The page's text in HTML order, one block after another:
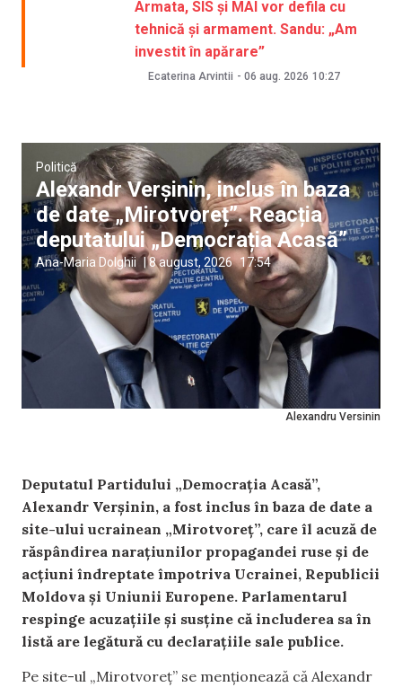
Armata, SIS și MAI vor defila cu
tehnică și armament. Sandu: „Am
investit în apărare”
Ecaterina Arvintii - 06 aug. 2026 10:27
Alexandru Versinin
Politică
Alexandr Verșinin, inclus în baza
de date „Mirotvoreț”. Reacția
deputatului „Democrația Acasă”
Ana-Maria Dolghii |8 august, 2026 17:54
Deputatul Partidului „Democrația Acasă”,
Alexandr Verșinin, a fost inclus în baza de date a
site-ului ucrainean „Mirotvoreț”, care îl acuză de
răspândirea narațiunilor propagandei ruse și de
acțiuni îndreptate împotriva Ucrainei, Republicii
Moldova și Uniunii Europene. Parlamentarul
respinge acuzațiile și susține că includerea sa în
listă are legătură cu declarațiile sale publice.
Pe site-ul „Mirotvoreț” se menționează că Alexandr